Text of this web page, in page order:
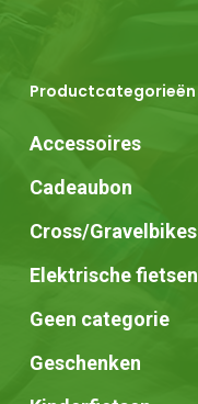
Productcategorieën
Accessoires
Cadeaubon
Cross/Gravelbikes
Elektrische fietsen
Geen categorie
Geschenken